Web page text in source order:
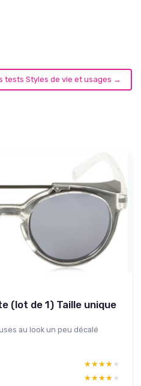
tests Styles de vie et usages →
(lot de 1) Taille unique
au look un peu décalé
★★★★★
★★★★★
★★★★★
★★★★★